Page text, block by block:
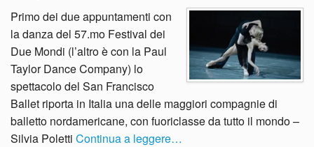
Primo dei due appuntamenti con
la danza del 57.mo Festival dei
Due Mondi (l’altro è con la Paul
Taylor Dance Company) lo
spettacolo del San Francisco
Ballet riporta in Italia una delle maggiori compagnie di
balletto nordamericane, con fuoriclasse da tutto il mondo –
Silvia Poletti Continua a leggere…